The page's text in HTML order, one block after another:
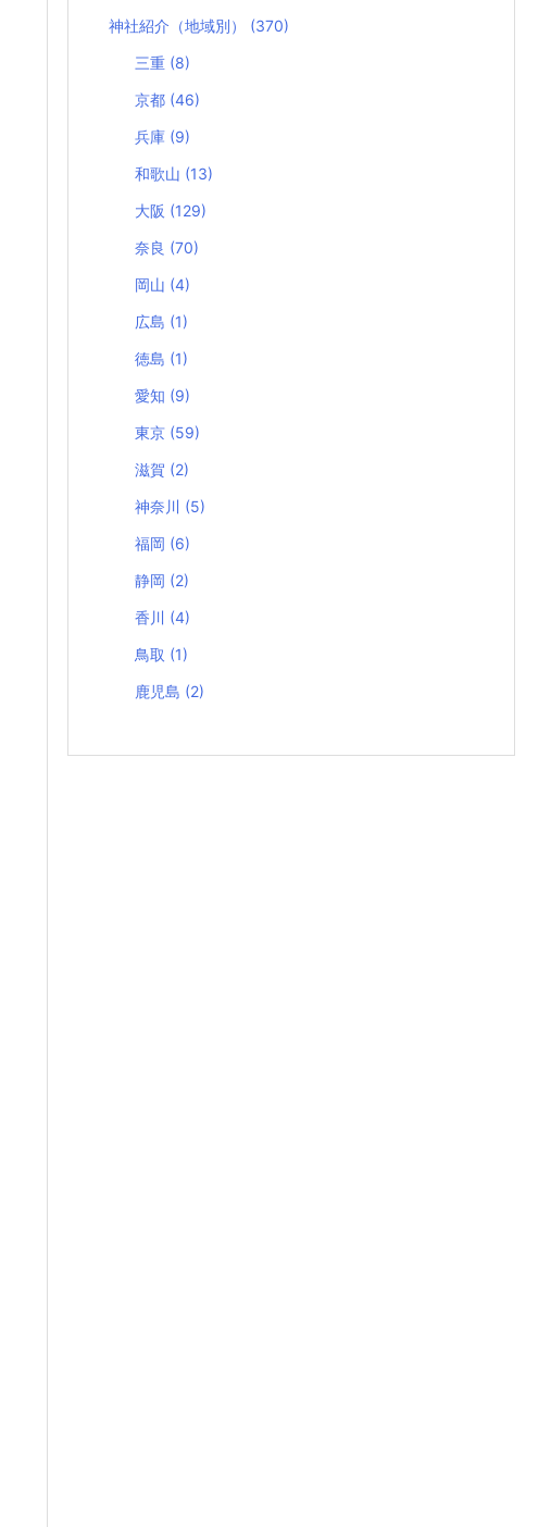
神社紹介（地域別） (370)
三重 (8)
京都 (46)
兵庫 (9)
和歌山 (13)
大阪 (129)
奈良 (70)
岡山 (4)
広島 (1)
徳島 (1)
愛知 (9)
東京 (59)
滋賀 (2)
神奈川 (5)
福岡 (6)
静岡 (2)
香川 (4)
鳥取 (1)
鹿児島 (2)